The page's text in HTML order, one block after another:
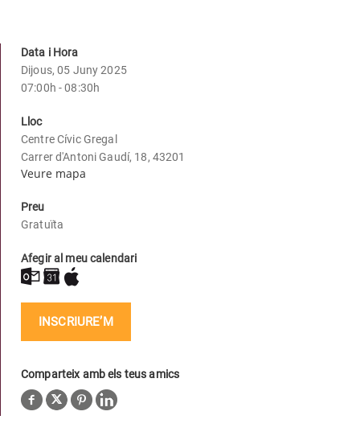
Data i Hora
Dijous, 05 Juny 2025
07:00h - 08:30h
Lloc
Centre Cívic Gregal
Carrer d'Antoni Gaudí, 18, 43201
Veure mapa
Preu
Gratuïta
Afegir al meu calendari
INSCRIURE’M
Comparteix amb els teus amics